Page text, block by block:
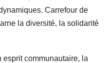
Carrefour de
la diversité, la solidarité
esprit communautaire, la